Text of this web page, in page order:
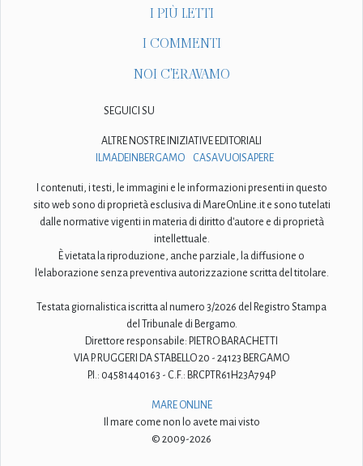
I PIÙ LETTI
I COMMENTI
NOI C'ERAVAMO
SEGUICI SU
ALTRE NOSTRE INIZIATIVE EDITORIALI
ILMADEINBERGAMO
CASAVUOISAPERE
I contenuti, i testi, le immagini e le informazioni presenti in questo
sito web sono di proprietà esclusiva di MareOnLine.it e sono tutelati
dalle normative vigenti in materia di diritto d'autore e di proprietà
intellettuale.
È vietata la riproduzione, anche parziale, la diffusione o
l'elaborazione senza preventiva autorizzazione scritta del titolare.
Testata giornalistica iscritta al numero 3/2026 del Registro Stampa
del Tribunale di Bergamo.
Direttore responsabile: PIETRO BARACHETTI
VIA P. RUGGERI DA STABELLO 20 - 24123 BERGAMO
P.I.: 04581440163 - C.F.: BRCPTR61H23A794P
MARE ONLINE
Il mare come non lo avete mai visto
© 2009-2026